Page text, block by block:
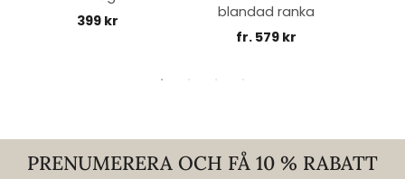
399 kr
blandad ranka
fr. 579 kr
PRENUMERERA OCH FÅ 10 % RABATT